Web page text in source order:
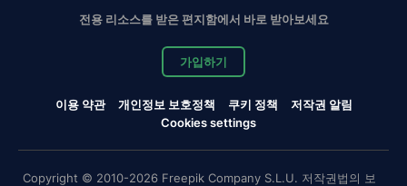
전용 리소스를 받은 편지함에서 바로 받아보세요
가입하기
이용 약관 개인정보 보호정책 쿠키 정책
저작권 알림
Cookies settings
Copyright © 2010-2026 Freepik Company S.L.U. 저작권법의 보